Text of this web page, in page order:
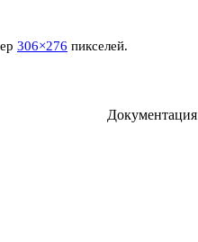
Документация
306×276 пикселей.